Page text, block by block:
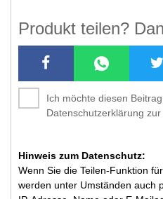
Produkt teilen?
Ich möchte diesen
Datenschutzerklärung
Hinweis zum Datenschutz:
Wenn Sie die Teilen-Funktion
werden unter Umständen auch